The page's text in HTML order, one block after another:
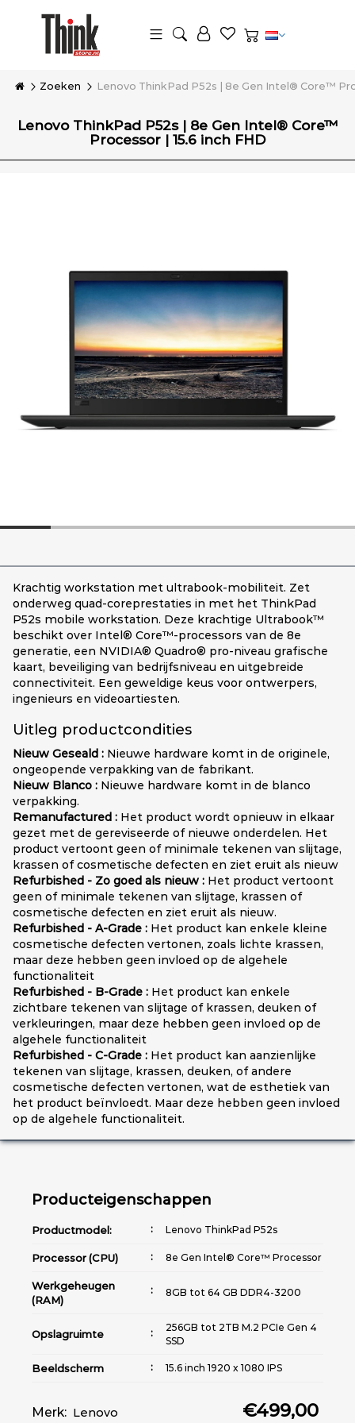
Zoeken Lenovo ThinkPad P52s | 8e Gen Intel® Core™
Lenovo ThinkPad P52s | 8e Gen Intel® Core™
Processor | 15.6 inch FHD
Krachtig workstation met ultrabook-mobiliteit. Zet
onderweg quad-coreprestaties in met het ThinkPad
P52s mobile workstation. Deze krachtige Ultrabook™
beschikt over Intel® Core™-processors van de 8e
generatie, een NVIDIA® Quadro® pro-niveau grafische
kaart, beveiliging van bedrijfsniveau en uitgebreide
connectiviteit. Een geweldige keus voor ontwerpers,
ingenieurs en videoartiesten.
Uitleg productcondities
Nieuw Geseald : Nieuwe hardware komt in de originele,
ongeopende verpakking van de fabrikant.
Nieuw Blanco : Nieuwe hardware komt in de blanco
verpakking.
Remanufactured : Het product wordt opnieuw in elkaar
gezet met de gereviseerde of nieuwe onderdelen. Het
product vertoont geen of minimale tekenen van slijtage,
krassen of cosmetische defecten en ziet eruit als nieuw
Refurbished - Zo goed als nieuw : Het product vertoont
geen of minimale tekenen van slijtage, krassen of
cosmetische defecten en ziet eruit als nieuw.
Refurbished - A-Grade : Het product kan enkele kleine
cosmetische defecten vertonen, zoals lichte krassen,
maar deze hebben geen invloed op de algehele
functionaliteit
Refurbished - B-Grade : Het product kan enkele
zichtbare tekenen van slijtage of krassen, deuken of
verkleuringen, maar deze hebben geen invloed op de
algehele functionaliteit
Refurbished - C-Grade : Het product kan aanzienlijke
tekenen van slijtage, krassen, deuken, of andere
cosmetische defecten vertonen, wat de esthetiek van
het product beïnvloedt. Maar deze hebben geen invloed
op de algehele functionaliteit.
Producteigenschappen
Productmodel: Lenovo ThinkPad P52s
Processor (CPU) 8e Gen Intel® Core™ Processor
Werkgeheugen
(RAM)
8GB tot 64 GB DDR4-3200
Opslagruimte
256GB tot 2TB M.2 PCIe Gen 4
SSD
Beeldscherm 15.6 inch 1920 x 1080 IPS
(GPU)
Intel® UHD Graphics 620
Merk: Lenovo €499,00